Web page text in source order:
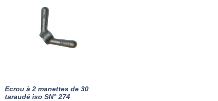
Ecrou à 2 manettes de 30
taraudé iso SN° 274